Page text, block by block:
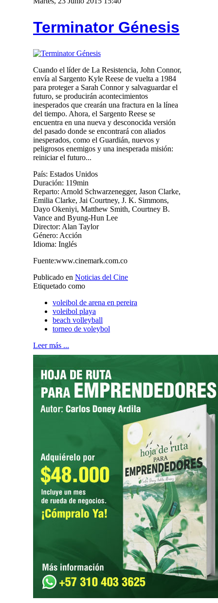
Terminator Génesis
Cuando el líder de La Resistencia, John Connor,
envía al Sargento Kyle Reese de vuelta a 1984
para proteger a Sarah Connor y salvaguardar el
futuro, se producirán acontecimientos
inesperados que crearán una fractura en la línea
del tiempo. Ahora, el Sargento Reese se
encuentra en una nueva y desconocida versión
del pasado donde se encontrará con aliados
inesperados, como el Guardián, nuevos y
peligrosos enemigos y una inesperada misión:
reiniciar el futuro...
País: Estados Unidos
Duración: 119min
Reparto: Arnold Schwarzenegger, Jason Clarke,
Emilia Clarke, Jai Courtney, J. K. Simmons,
Dayo Okeniyi, Matthew Smith, Courtney B.
Vance and Byung-Hun Lee
Director: Alan Taylor
Género: Acción
Idioma: Inglés
Fuente:www.cinemark.com.co
Publicado en Noticias del Cine
Etiquetado como
voleibol de arena en pereira
voleibol playa
beach volleyball
torneo de voleybol
Leer más ...